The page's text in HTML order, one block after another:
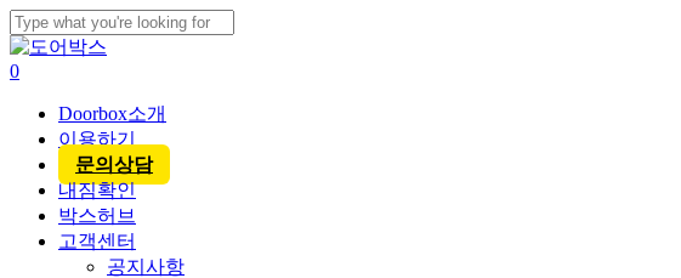
Skip
to
main
content
Close
Search
account
0
Doorbox소개
이용하기
문의상담
내짐확인
박스허브
고객센터
공지사항